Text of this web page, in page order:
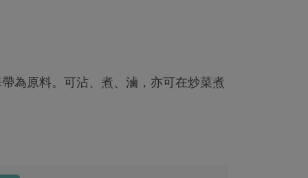
為原料。可沾、煮、滷，亦可在炒菜煮